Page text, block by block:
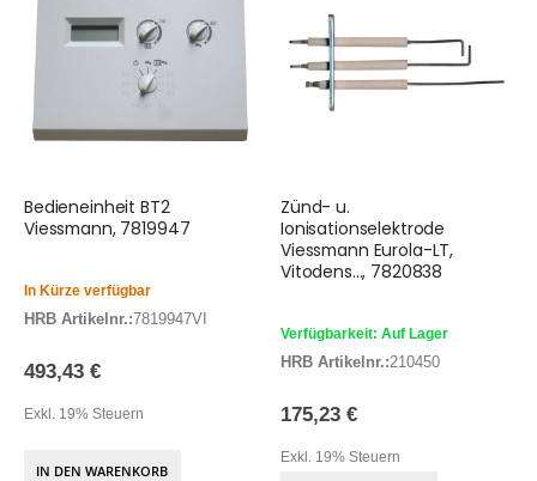
Bedieneinheit BT2
Viessmann, 7819947
In Kürze verfügbar
HRB Artikelnr.:7819947VI
493,43 €
Exkl. 19% Steuern
IN DEN WARENKORB
Zünd- u.
Ionisationselektrode
Viessmann Eurola-LT,
Vitodens..., 7820838
Verfügbarkeit: Auf Lager
HRB Artikelnr.:210450
175,23 €
Exkl. 19% Steuern